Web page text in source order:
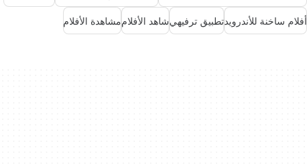
أفلام ساخنة للأندرويدتطبيق ترفيهيشاهد الأفلاممشاهدة الأفلام